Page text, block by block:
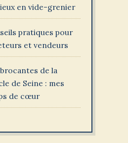
en vide-grenier
pratiques pour
et vendeurs
de la
de Seine : mes
de cœur